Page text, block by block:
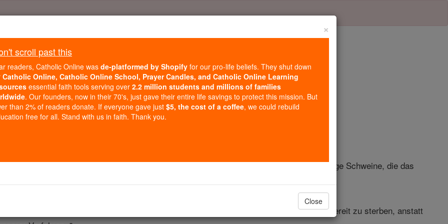
Daily Reading for Thursday, October ...
of the Rosary
2 Makkabäer - Kapitel 7
Brüder mit ihrer Mutter wurden verhaftet. Der König versuchte sie zu zwingen, einige Schweine, die das
Sprecher für die anderen, sagte: "Was willst du, um herauszufinden, von uns? Wir sind bereit zu sterben, anstatt
×
scroll past this
readers, Catholic Online was de-platformed by Shopify for our pro-life beliefs. They shut down
Catholic Online, Catholic Online School, Prayer Candles, and Catholic Online Learning
essential faith tools serving over 2.2 million students and millions of families
. Our founders, now in their 70's, just gave their entire life savings to protect this mission. But
than 2% of readers donate. If everyone gave just $5, the cost of a coffee, we could rebuild
free for all. Stand with us in faith. Thank you.
Close